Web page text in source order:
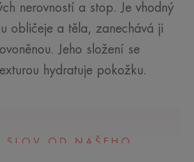
nerovností a stop. Je vhodný
obličeje a těla, zanechává ji
Jeho složení se
hydratuje pokožku.
SLOV OD NAŠEHO